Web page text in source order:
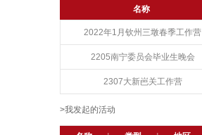
名称
2022年1月钦州三墩春季工作营
2205南宁委员会毕业生晚会
2307大新岜关工作营
>我发起的活动